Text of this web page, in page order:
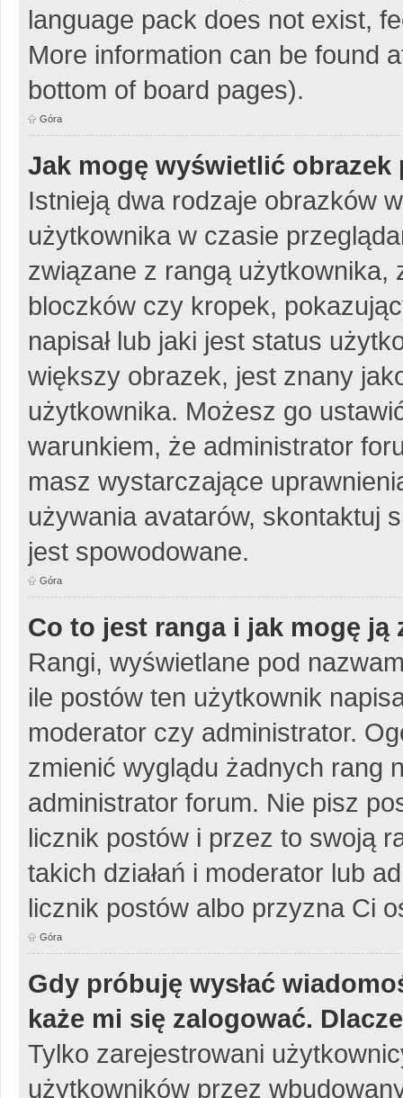
language pack does not exist,
More information can be found
bottom of board pages).
Góra
Jak mogę wyświetlić
Istnieją dwa rodzaje obrazków
użytkownika w czasie
związane z rangą użytkownika,
bloczków czy kropek,
napisał lub jaki jest status
większy obrazek, jest znany
użytkownika. Możesz go
warunkiem, że administrator
masz wystarczające
używania avatarów, skontaktuj
jest spowodowane.
Góra
Co to jest ranga i jak mogę ją
Rangi, wyświetlane pod
ile postów ten użytkownik
moderator czy administrator.
zmienić wyglądu żadnych rang
administrator forum. Nie pisz
licznik postów i przez to swoją
takich działań i moderator lub
licznik postów albo przyzna Ci
Góra
Gdy próbuję wysłać
każe mi się zalogować.
Tylko zarejestrowani
użytkowników przez